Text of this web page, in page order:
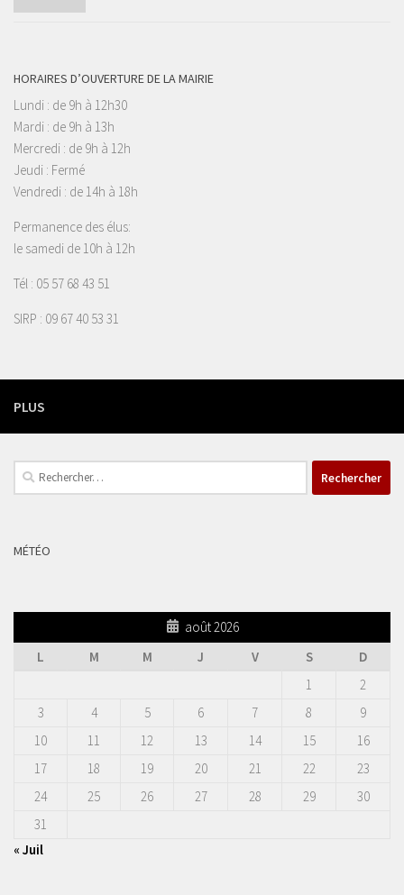
HORAIRES D’OUVERTURE DE LA MAIRIE
Lundi : de 9h à 12h30
Mardi : de 9h à 13h
Mercredi : de 9h à 12h
Jeudi : Fermé
Vendredi : de 14h à 18h
Permanence des élus:
le samedi de 10h à 12h
Tél : 05 57 68 43 51
SIRP : 09 67 40 53 31
PLUS
Rechercher :
MÉTÉO
août 2026
L
M M J V S
D
1
2
3
4 5 6 7 8
9
10
11 12 13 14 15
16
17
18 19 20 21 22
23
24
25 26 27 28 29
30
31
« Juil